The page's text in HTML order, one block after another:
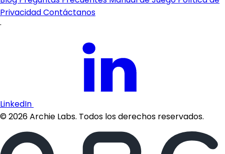
PrivacidadContáctanos
·
LinkedIn
©2026Archie Labs. Todos los derechos reservados.